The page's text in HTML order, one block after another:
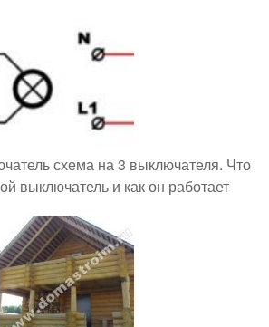
схема на 3 выключателя. Что
выключатель и как он работает